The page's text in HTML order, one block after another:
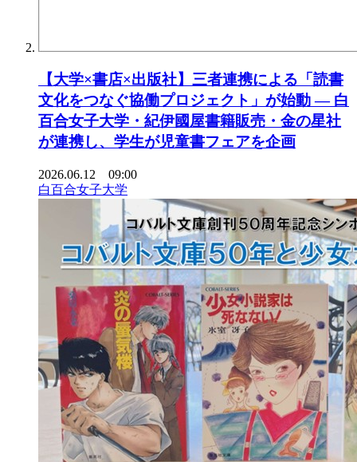
【大学×書店×出版社】三者連携による「読書
文化をつなぐ協働プロジェクト」が始動 ― 白
百合女子大学・紀伊國屋書籍販売・金の星社
が連携し、学生が児童書フェアを企画
2026.06.12 09:00
白百合女子大学